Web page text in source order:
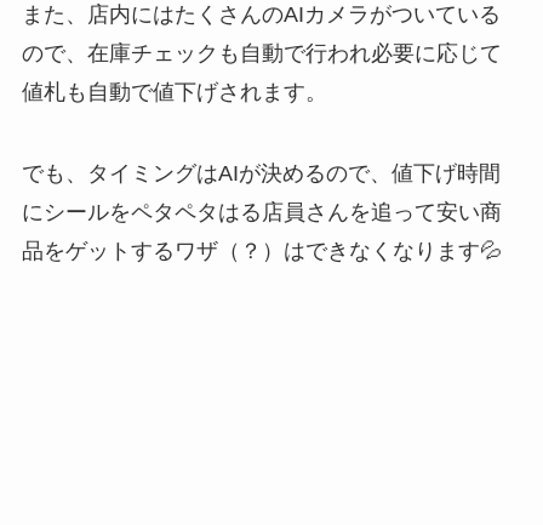
また、店内にはたくさんのAIカメラがついている
ので、在庫チェックも自動で行われ必要に応じて
値札も自動で値下げされます。
でも、タイミングはAIが決めるので、値下げ時間
にシールをペタペタはる店員さんを追って安い商
品をゲットするワザ（？）はできなくなります💦